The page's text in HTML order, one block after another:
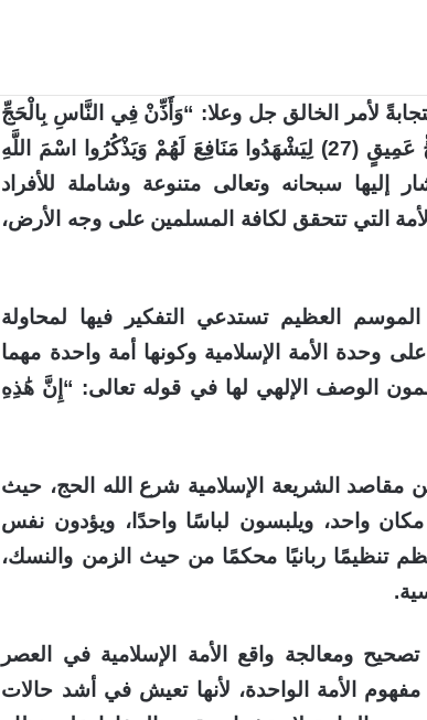
لأمر الخالق جل وعلا: “وَأَذِّنْ فِي النَّاسِ بِالْحَجِّ
يَأْتُوكَ رِجَالًا وَعَلَىٰ كُلِّ ضَامِرٍ يَأْتِينَ مِنْ كُلِّ فَجٍّ عَمِيقٍ (27) لِيَشْهَدُوا مَنَافِعَ لَهُمْ وَيَذْكُرُوا اسْمَ اللَّهِ
إليها سبحانه وتعالى متنوعة وشاملة للأفراد
الأمة التي تتحقق لكافة المسلمين على وجه الأرض،
العظيم تستدعي التفكير فيها لمحاولة
وحدة الأمة الإسلامية وكونها أمة واحدة مهما
الوصف الإلهي لها في قوله تعالى: “إِنَّ هَٰذِهِ
مقاصد الشريعة الإسلامية شرع الله الحج، حيث
واحد، ويلبسون لباسًا واحدًا، ويؤدون نفس
تنظيمًا ربانيًا محكمًا من حيث الزمن والنسك،
ومعالجة واقع الأمة الإسلامية في العصر
الأمة الواحدة، لأنها تعيش في أشد حالات